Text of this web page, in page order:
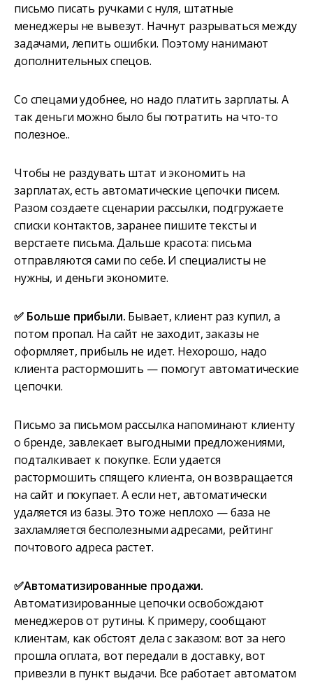
письмо писать ручками с нуля, штатные
менеджеры не вывезут. Начнут разрываться между
задачами, лепить ошибки. Поэтому нанимают
дополнительных спецов.
Со спецами удобнее, но надо платить зарплаты. А
так деньги можно было бы потратить на что-то
полезное..
Чтобы не раздувать штат и экономить на
зарплатах, есть автоматические цепочки писем.
Разом создаете сценарии рассылки, подгружаете
списки контактов, заранее пишите тексты и
верстаете письма. Дальше красота: письма
отправляются сами по себе. И специалисты не
нужны, и деньги экономите.
✅ Больше прибыли. Бывает, клиент раз купил, а
потом пропал. На сайт не заходит, заказы не
оформляет, прибыль не идет. Нехорошо, надо
клиента растормошить — помогут автоматические
цепочки.
Письмо за письмом рассылка напоминают клиенту
о бренде, завлекает выгодными предложениями,
подталкивает к покупке. Если удается
растормошить спящего клиента, он возвращается
на сайт и покупает. А если нет, автоматически
удаляется из базы. Это тоже неплохо — база не
захламляется бесполезными адресами, рейтинг
почтового адреса растет.
✅Автоматизированные продажи.
Автоматизированные цепочки освобождают
менеджеров от рутины. К примеру, сообщают
клиентам, как обстоят дела с заказом: вот за него
прошла оплата, вот передали в доставку, вот
привезли в пункт выдачи. Все работает автоматом